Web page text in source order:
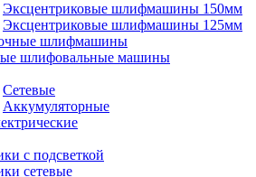
Эксцентриковые шлифмашины 150мм
Эксцентриковые шлифмашины 125мм
шлифмашины
шлифовальные машины
Сетевые
Аккумуляторные
с подсветкой
сетевые